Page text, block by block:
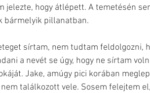
jelezte, hogy átlépett. A temetésén
bármelyik pillanatban.
sírtam, nem tudtam feldolgozni,
a nevét se úgy, hogy ne sírtam
Jake, amúgy pici korában
találkozott vele. Sosem felejtem